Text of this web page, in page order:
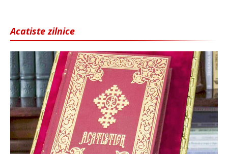
Acatiste zilnice